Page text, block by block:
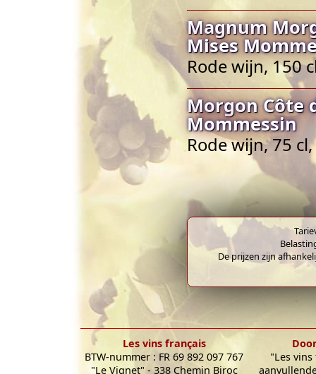
Magnum
Mises
Rode wijn, 150
Morgon Côte
Mommessin
Rode wijn, 75
De prijzen zijn
Les vins français
BTW-nummer : FR 69 892 097 767
"Le Vignet" - 338 Chemin Biroc
"Les